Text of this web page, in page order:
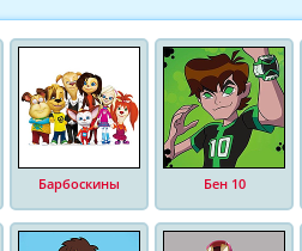
Барбоскины Бен 10